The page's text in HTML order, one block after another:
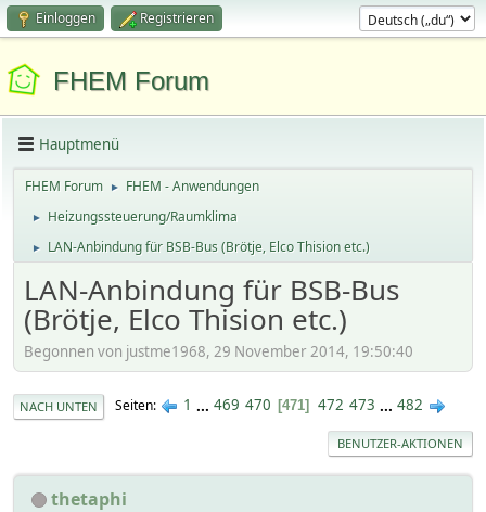
Einloggen Registrieren
FHEM Forum
Hauptmenü
FHEM Forum ► FHEM - Anwendungen
► Heizungssteuerung/Raumklima
► LAN-Anbindung für BSB-Bus (Brötje, Elco Thision etc.)
LAN-Anbindung für BSB-Bus
(Brötje, Elco Thision etc.)
Begonnen von justme1968, 29 November 2014, 19:50:40
NACH UNTEN Seiten 1 ... 469 470 471 472 473 ... 482
BENUTZER-AKTIONEN
thetaphi